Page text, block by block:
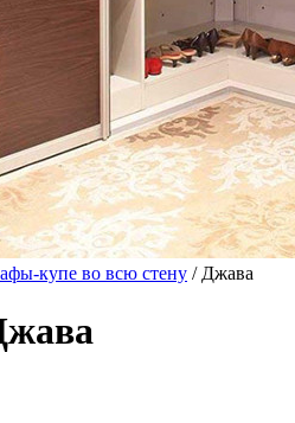
купе во всю стену / Джава